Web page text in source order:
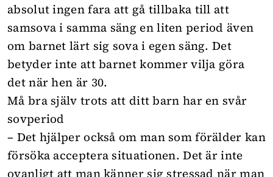
absolut ingen fara att gå tillbaka till att
samsova i samma säng en liten period även
om barnet lärt sig sova i egen säng. Det
betyder inte att barnet kommer vilja göra
det när hen är 30.
Må bra själv trots att ditt barn har en svår
sovperiod
– Det hjälper också om man som förälder kan
försöka acceptera situationen. Det är inte
ovanligt att man känner sig stressad när man